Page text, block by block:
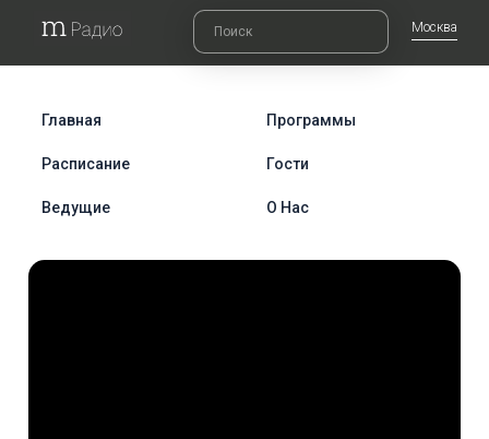
Москва
Главная Программы
Расписание Гости
Ведущие О Нас